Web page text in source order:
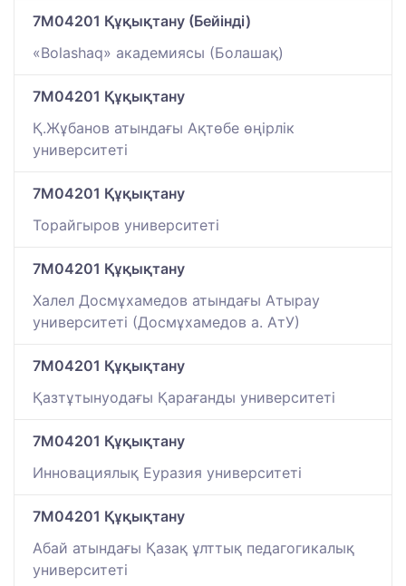
7M04201 Құқықтану (Бейінді)
«Bolashaq» академиясы (Болашақ)
7M04201 Құқықтану
Қ.Жұбанов атындағы Ақтөбе өңірлік
университеті
7M04201 Құқықтану
Торайгыров университеті
7M04201 Құқықтану
Халел Досмұхамедов атындағы Атырау
университеті (Досмұхамедов а. АтУ)
7M04201 Құқықтану
Қазтұтынуодағы Қарағанды университеті
7M04201 Құқықтану
Инновациялық Еуразия университеті
7M04201 Құқықтану
Абай атындағы Қазақ ұлттық педагогикалық
университеті